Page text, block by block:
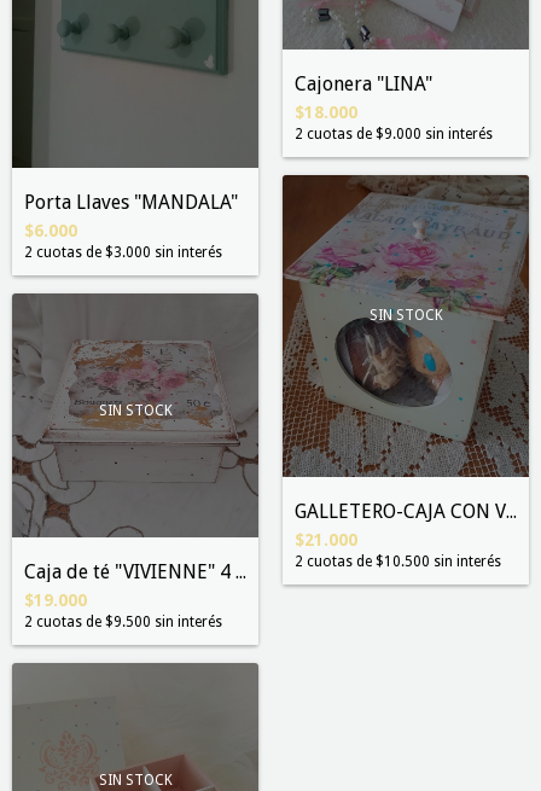
Porta Llaves "MANDALA"
$6.000
2 cuotas de $3.000 sin interés
Cajonera "LINA"
$18.000
2 cuotas de $9.000 sin interés
SIN STOCK
Caja de té "VIVIENNE" 4 divisiones
$19.000
2 cuotas de $9.500 sin interés
SIN STOCK
GALLETERO-CAJA CON VISOR
$21.000
2 cuotas de $10.500 sin interés
SIN STOCK